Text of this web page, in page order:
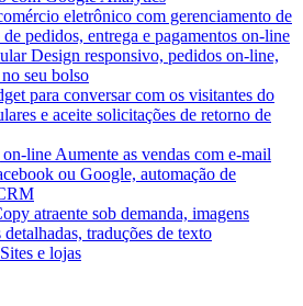
eletrônico com gerenciamento de
pedidos, entrega e pagamentos on-line
Design responsivo, pedidos on-line,
seu bolso
para conversar com os visitantes do
e aceite solicitações de retorno de
on-line Aumente as vendas com e-mail
ou Google, automação de
atraente sob demanda, imagens
traduções de texto
e lojas